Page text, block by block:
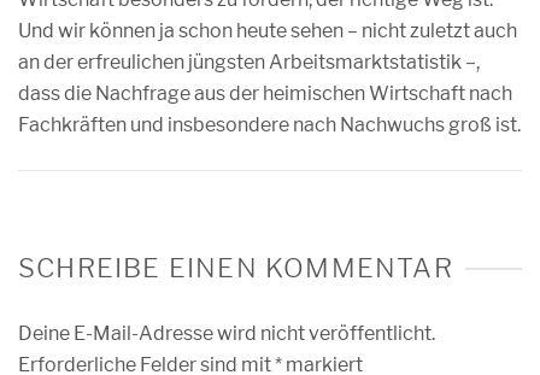
Und wir können ja schon heute sehen – nicht zuletzt auch
an der erfreulichen jüngsten Arbeitsmarktstatistik –,
dass die Nachfrage aus der heimischen Wirtschaft nach
Fachkräften und insbesondere nach Nachwuchs groß ist.
SCHREIBE EINEN KOMMENTAR
Deine E-Mail-Adresse wird nicht veröffentlicht.
Erforderliche Felder sind mit* markiert